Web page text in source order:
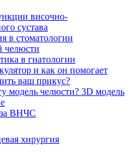
височно-
сустава
в стоматологии
в гнатологии
и как он помогает
ваш прикус?
модель челюсти? 3D модель
ВНЧС
хирургия